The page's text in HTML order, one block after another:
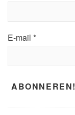
E-mail *